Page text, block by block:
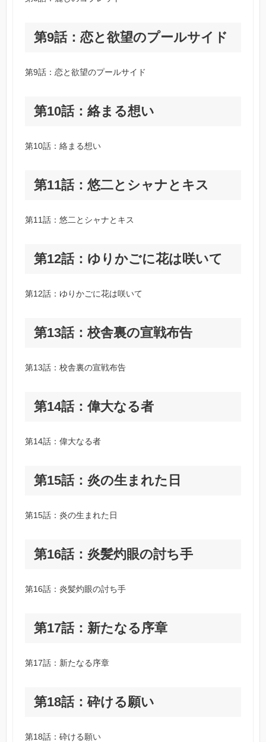
第9話：恋と欲望のプールサイド
第9話：恋と欲望のプールサイド
第10話：絡まる想い
第10話：絡まる想い
第11話：悠二とシャナとキス
第11話：悠二とシャナとキス
第12話：ゆりかごに花は咲いて
第12話：ゆりかごに花は咲いて
第13話：校舎裏の宣戦布告
第13話：校舎裏の宣戦布告
第14話：偉大なる者
第14話：偉大なる者
第15話：炎の生まれた日
第15話：炎の生まれた日
第16話：炎髪灼眼の討ち手
第16話：炎髪灼眼の討ち手
第17話：新たなる序章
第17話：新たなる序章
第18話：砕ける願い
第18話：砕ける願い